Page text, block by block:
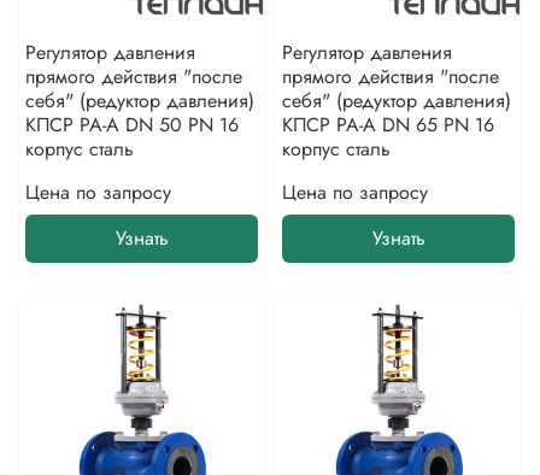
Регулятор давления
прямого действия "после
себя" (редуктор давления)
КПСР РА-А DN 50 PN 16
корпус сталь
Цена по запросу
Узнать
Регулятор давления
прямого действия "после
себя" (редуктор давления)
КПСР РА-А DN 65 PN 16
корпус сталь
Цена по запросу
Узнать